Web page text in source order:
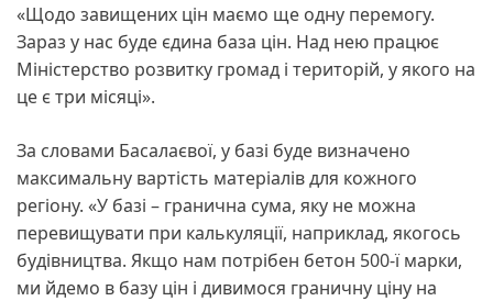
«Щодо завищених цін маємо ще одну перемогу.
Зараз у нас буде єдина база цін. Над нею працює
Міністерство розвитку громад і територій, у якого на
це є три місяці».
За словами Басалаєвої, у базі буде визначено
максимальну вартість матеріалів для кожного
регіону. «У базі – гранична сума, яку не можна
перевищувати при калькуляції, наприклад, якогось
будівництва. Якщо нам потрібен бетон 500-ї марки,
ми йдемо в базу цін і дивимося граничну ціну на